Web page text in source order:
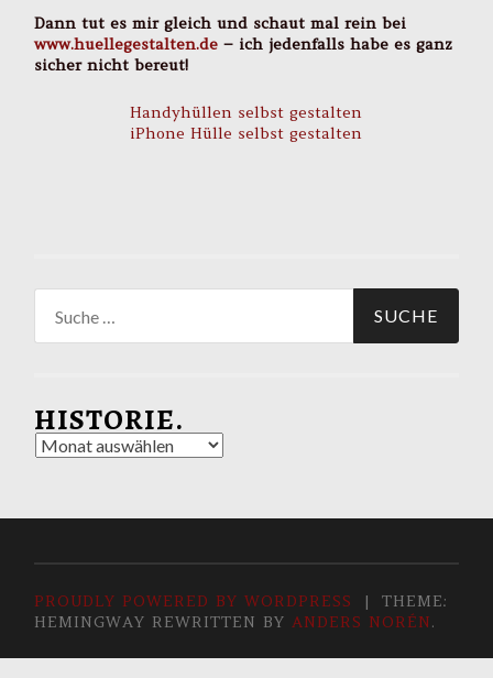
Dann tut es mir gleich und schaut mal rein bei
www.huellegestalten.de – ich jedenfalls habe es ganz
sicher nicht bereut!
Handyhüllen selbst gestalten
iPhone Hülle selbst gestalten
nach:
HISTORIE.
Historie.
PROUDLY POWERED BY WORDPRESS |
THEME:
HEMINGWAY REWRITTEN BY ANDERS NORÉN.